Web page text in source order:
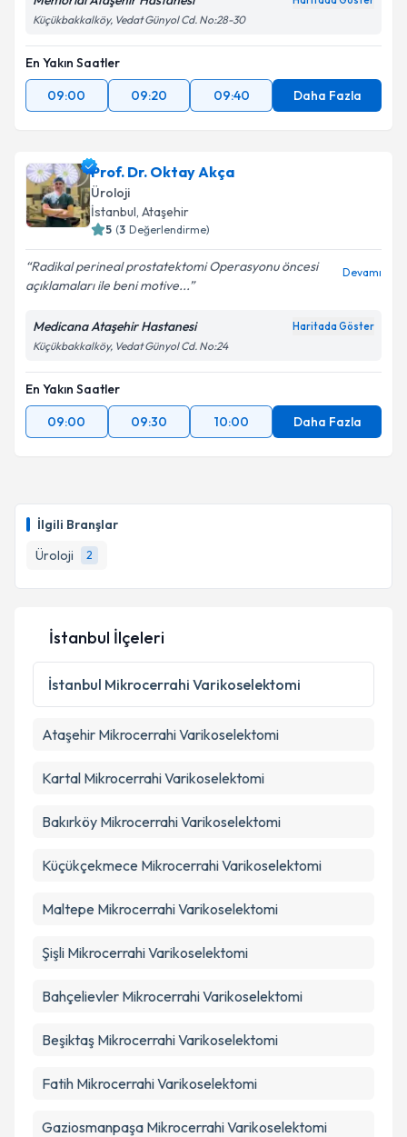
İlgili Branşlar
Üroloji
2
Kişisel verilerimin işlenmesine ilişkinAydınlatma
'ni okudum ve kişisel verilerimin belirtilen
kapsamda işlenmesini kabul ediyorum.
Takvim Talebini Gönder
Küçükbakkalköy, Vedat Günyol Cd. No:28-30
En Yakın Saatler
09:00
09:20 09:40 Daha Fazla
Prof. Dr. Oktay Akça
Üroloji
İstanbul, Ataşehir
5 (3 Değerlendirme)
Radikal perineal prostatektomi Operasyonu öncesi
açıklamaları ile beni motive...
Devamı
Medicana Ataşehir Hastanesi Haritada Göster
Küçükbakkalköy, Vedat Günyol Cd. No:24
En Yakın Saatler
09:00
09:30 10:00 Daha Fazla
İstanbul İlçeleri
İstanbul Mikrocerrahi Varikoselektomi
Ataşehir Mikrocerrahi Varikoselektomi
Kartal Mikrocerrahi Varikoselektomi
Bakırköy Mikrocerrahi Varikoselektomi
Küçükçekmece Mikrocerrahi Varikoselektomi
Maltepe Mikrocerrahi Varikoselektomi
Şişli Mikrocerrahi Varikoselektomi
Bahçelievler Mikrocerrahi Varikoselektomi
Beşiktaş Mikrocerrahi Varikoselektomi
Fatih Mikrocerrahi Varikoselektomi
Gaziosmanpaşa Mikrocerrahi Varikoselektomi